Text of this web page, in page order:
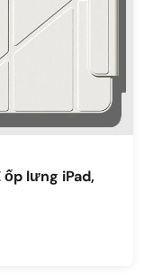
ốp lưng iPad,